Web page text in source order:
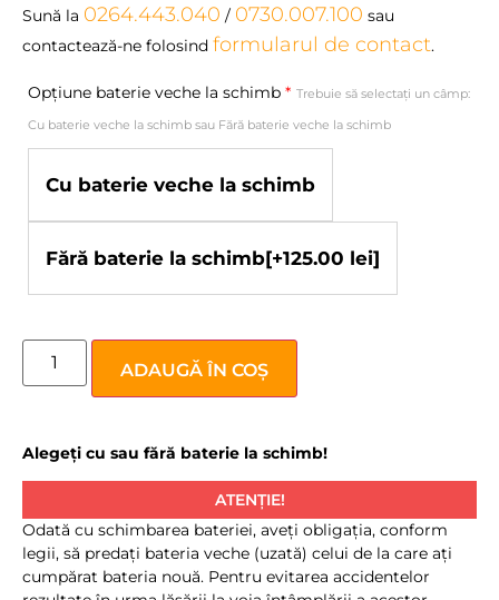
Sună la 0264.443.040 / 0730.007.100 sau
contactează-ne folosind formularul de contact.
Opțiune baterie veche la schimb * Trebuie să selectați un câmp:
Cu baterie veche la schimb sau Fără baterie veche la schimb
Cu baterie veche la schimb
Fără baterie la schimb[+125.00 lei]
ADAUGĂ ÎN COȘ
Alegeți cu sau fără baterie la schimb!
ATENȚIE!
Odată cu schimbarea bateriei, aveţi obligaţia, conform
legii, să predaţi bateria veche (uzată) celui de la care aţi
cumpărat bateria nouă. Pentru evitarea accidentelor